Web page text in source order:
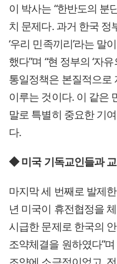
이 박사는 “한반도의 분
치 문제다. 과거 한국
‘우리 민족끼리’라는 말
했다”며 “현 정부의 ‘자
통일정책은 본질적으로
이루는 것이다. 이 같은
말로 특별히 중요한 기
다.
◆ 미국 기독교인들과
마지막 세 번째로 발제
년 미국이 휴전협정을
시급한 문제로 한국의
조약체결을 원하였다”